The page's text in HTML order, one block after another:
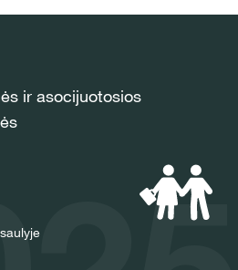
grupės
ir asocijuotosios